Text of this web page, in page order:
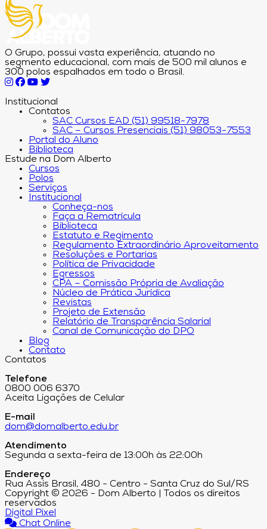
O Grupo, possui vasta experiência, atuando no
segmento educacional, com mais de 500 mil alunos e
300 polos espalhados em todo o Brasil.
Institucional
Contatos
SAC Cursos EAD (51) 99518-7978
SAC – Cursos Presenciais (51) 98053-7553
Portal do Aluno
Biblioteca
Estude na Dom Alberto
Cursos
Polos
Serviços
Institucional
Conheça-nos
Faça a Rematrícula
Biblioteca
Estatuto e Regimento
Regulamento Extraordinário Aproveitamento
Resoluções e Portarias
Política de Privacidade
Egressos
CPA – Comissão Própria de Avaliação
Núcleo de Prática Jurídica
Revistas
Projeto de Extensão
Relatório de Transparência Salarial
Canal de Comunicação do DPO
Blog
Contato
Contatos
Telefone
0800 006 6370
Aceita Ligações de Celular
E-mail
dom@domalberto.edu.br
Atendimento
Segunda a sexta-feira de 13:00h às 22:00h
Endereço
Rua Assis Brasil, 480 - Centro - Santa Cruz do Sul/RS
Copyright © 2026 - Dom Alberto | Todos os direitos
reservados
Digital Pixel
Chat Online